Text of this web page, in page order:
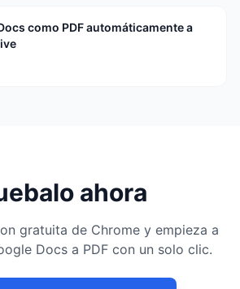
como PDF automáticamente a
ahora
gratuita de Chrome y empieza a
Docs a PDF con un solo clic.